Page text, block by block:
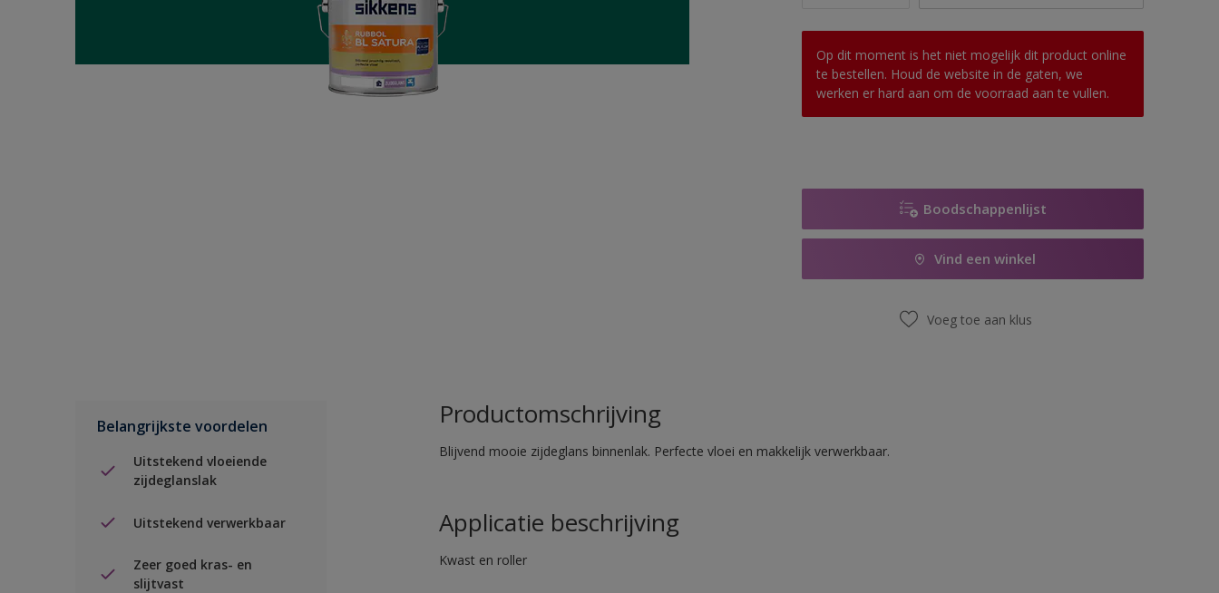
Op dit moment is het niet mogelijk dit product online
te bestellen. Houd de website in de gaten, we
werken er hard aan om de voorraad aan te vullen.
Boodschappenlijst
Vind een winkel
Voeg toe aan klus
Belangrijkste voordelen
Uitstekend vloeiende
zijdeglanslak
Uitstekend verwerkbaar
Zeer goed kras- en
slijtvast
Productomschrijving
Blijvend mooie zijdeglans binnenlak. Perfecte vloei en makkelijk verwerkbaar.
Applicatie beschrijving
Kwast en roller